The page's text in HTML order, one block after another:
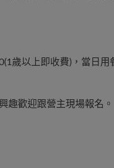
歲以上即收費)，當日用
趣歡迎跟營主現場報名。